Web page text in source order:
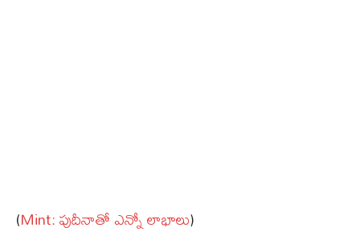
(Mint: పుదీనాతో ఎన్నో లాభాలు)